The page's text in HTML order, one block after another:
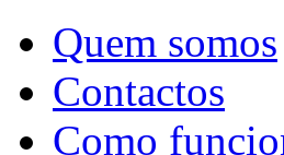
Quem somos
Contactos
Como